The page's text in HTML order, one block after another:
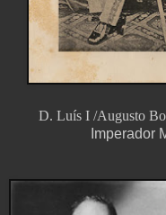
D. Luís I /Augusto
Imperador